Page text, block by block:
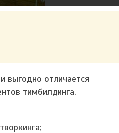
выгодно отличается
тимбилдинга.